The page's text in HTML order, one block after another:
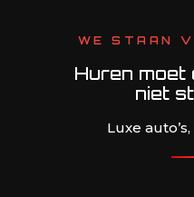
WE STAAN
Huren moet
niet
Luxe